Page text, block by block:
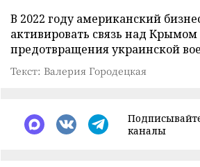
В 2022 году американский
активировать связь над
предотвращения украинской
Текст: Валерия Городецкая
каналы